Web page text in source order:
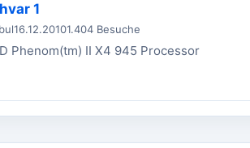
1
16.12.20101.404 Besuche
Phenom(tm) II X4 945 Processor